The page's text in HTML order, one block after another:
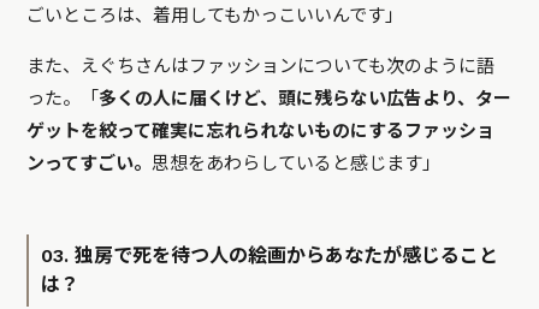
ごいところは、着用してもかっこいいんです」
また、えぐちさんはファッションについても次のように語
った。「 多くの人に届くけど、頭に残らない広告より、ター
ゲットを絞って確実に忘れられないものにするファッショ
ンってすごい。思想をあわらしていると感じます」
03. 独房で死を待つ人の絵画からあなたが感じること
は？